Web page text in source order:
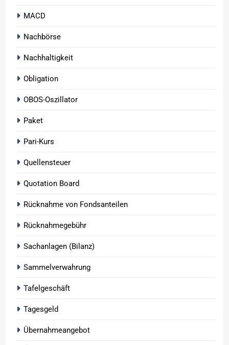
MACD
Nachbörse
Nachhaltigkeit
Obligation
OBOS-Oszillator
Paket
Pari-Kurs
Quellensteuer
Quotation Board
Rücknahme von Fondsanteilen
Rücknahmegebühr
Sachanlagen (Bilanz)
Sammelverwahrung
Tafelgeschäft
Tagesgeld
Übernahmeangebot